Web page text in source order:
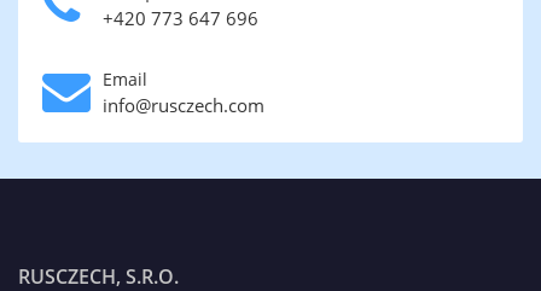
+420 773 647 696
Email
info@rusczech.com
RUSCZECH, S.R.O.